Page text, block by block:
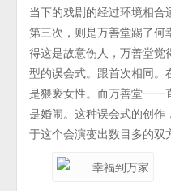
当下的戏剧的经过环境相合
第三次，则是万善堂踢了
得这是故意伤人，万善堂
型的误会式。跟首次相同
是猥亵女性。而万善堂一一
是婚闹。这种误会式的创作
于这个会演变出数目多的双